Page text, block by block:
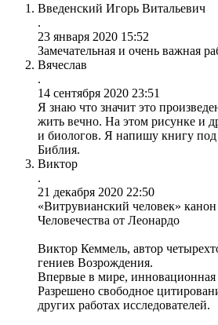
Введенский Игорь Витальевич
.
23 января 2020 15:52
Замечательная и очень важная
Вячеслав
.
14 сентября 2020 23:51
Я знаю что значит это
жить вечно. На этом рисунке и
и биологов. Я напишу книгу
Библия.
Виктор
.
21 декабря 2020 22:50
«Витрувианский человек» канон
Человечества от Леонардо
Виктор Кеммель, автор
гениев Возрождения.
Впервые в мире, инновационная
Разрешено свободное
других работах исследователей.